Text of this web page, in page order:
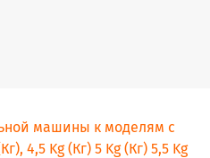
машины к моделям с
4,5 Kg (Кг) 5 Kg (Кг) 5,5 Kg